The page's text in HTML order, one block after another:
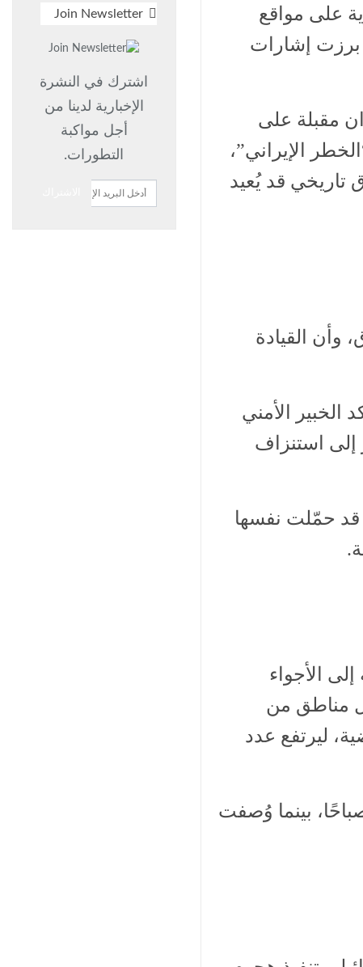
على مواقع
برزت إشارات
مقبلة على
الإيراني”،
تاريخي قد يُعيد
وأن القيادة
الأمني
إلى استنزاف
قد حمّلت نفسها
الأجواء
مناطق من
مسيّرة منذ الليلة الماضية، ليرتفع عدد
بينما وُصفت
Join Newsletter
اشترك في النشرة
الإخبارية لدينا من
أجل مواكبة
التطورات.